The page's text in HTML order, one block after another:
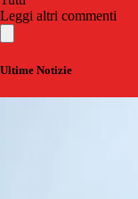
Leggi altri commenti
Ultime Notizie